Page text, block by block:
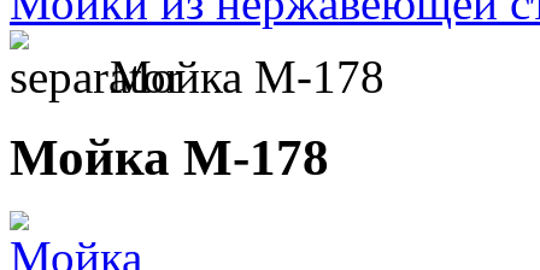
Мойка М-178
Мойка М-178